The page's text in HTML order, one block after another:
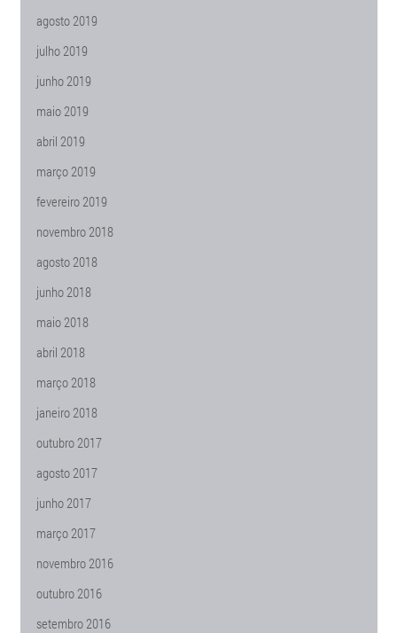
agosto 2019
julho 2019
junho 2019
maio 2019
abril 2019
março 2019
fevereiro 2019
novembro 2018
agosto 2018
junho 2018
maio 2018
abril 2018
março 2018
janeiro 2018
outubro 2017
agosto 2017
junho 2017
março 2017
novembro 2016
outubro 2016
setembro 2016